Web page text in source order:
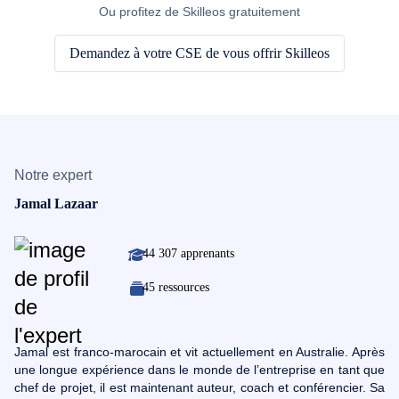
Ou profitez de Skilleos gratuitement
Demandez à votre CSE de vous offrir Skilleos
Notre expert
Jamal Lazaar
44 307 apprenants
45 ressources
Jamal est franco-marocain et vit actuellement en Australie. Après
une longue expérience dans le monde de l’entreprise en tant que
chef de projet, il est maintenant auteur, coach et conférencier. Sa